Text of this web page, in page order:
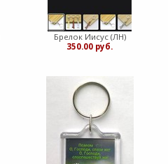
Брелок Иисус (ЛН)
350.00 руб.